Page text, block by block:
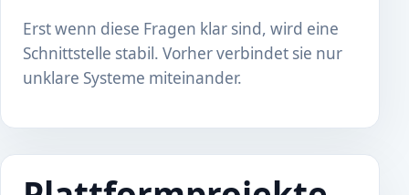
Erst wenn diese Fragen klar sind, wird eine
Schnittstelle stabil. Vorher verbindet sie nur
unklare Systeme miteinander.